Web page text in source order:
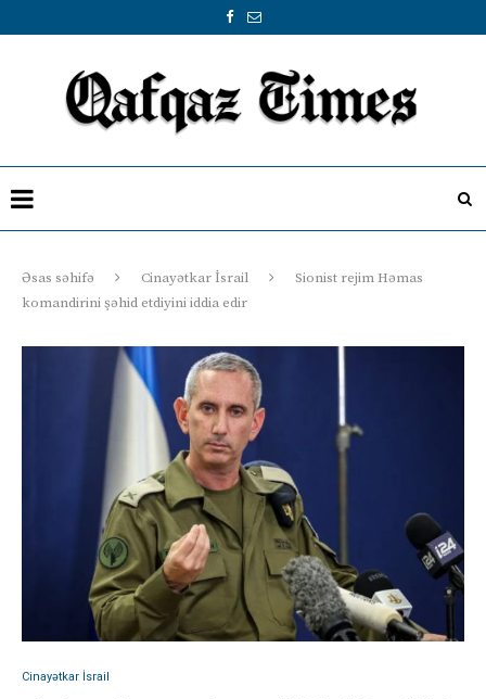
Əsas səhifə Cinayətkar İsrail
Sionist rejim Həmas
komandirini şəhid etdiyini iddia edir
Cinayətkar İsrail